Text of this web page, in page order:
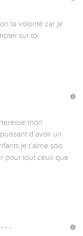
ta volonté car je
sur toi
mon
d’avoir un
je t’aime sois
pour tout ceux que
6 ans